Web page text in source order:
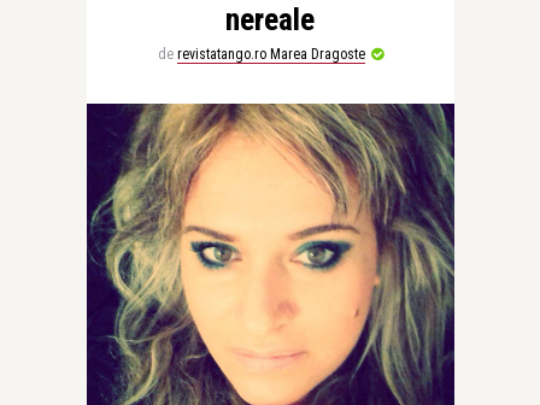
nereale
de revistatango.ro Marea Dragoste